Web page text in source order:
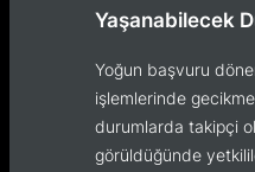
Yaşanabilecek
Yoğun başvuru
işlemlerinde
durumlarda takipçi
görüldüğünde